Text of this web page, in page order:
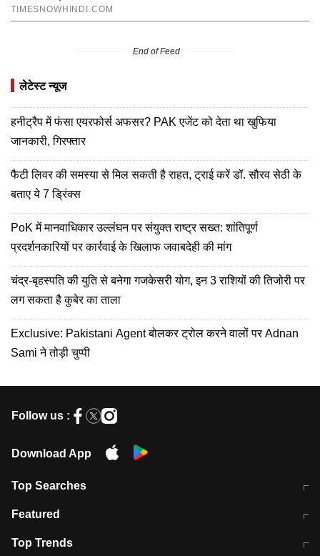
End of Feed
लेटेस्ट न्यूज
हनीट्रैप में फंसा एयरफोर्स अफसर? PAK एजेंट को देता था खुफिया
जानकारी, गिरफ्तार
फैटी लिवर की समस्या से मिल सकती है राहत, ट्राई करें डॉ. सौरव सेठी के
बताए ये 7 ड्रिंक्स
PoK में मानवाधिकार उल्लंघन पर संयुक्त राष्ट्र सख्त: शांतिपूर्ण
प्रदर्शनकारियों पर कार्रवाई के खिलाफ जवाबदेही की मांग
चंद्र-बृहस्पति की युति से बनेगा गजकेसरी योग, इन 3 राशियों की तिजोरी पर
लग सकता है कुबेर का ताला
Exclusive: Pakistani Agent बोलकर ट्रोल करने वालों पर Adnan
Sami ने तोड़ी चुप्पी
Follow us :
Download App
Top Searches
मुंबई में लगे 'जेन जी' के पोस्टर, लिखा- 'मैं
Featured
10 अगस्त को विधानसभा का घेराव करेंगे
Top Trends